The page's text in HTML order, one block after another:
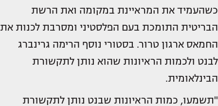
כשהעמיד את המראיינת במקומה ואת הרשת
הבריטית התומכת בעם הפלסטיני ומסרבת לכנות את
החמאס ארגון טרור. בסטורי נוסף הרימה גרינברג
לבנט ולכמות הראיונות שהוא נותן לתקשורת
הבינלאומית.
"תשמעו, כמות הראיונות שבנט נותן לתקשורת